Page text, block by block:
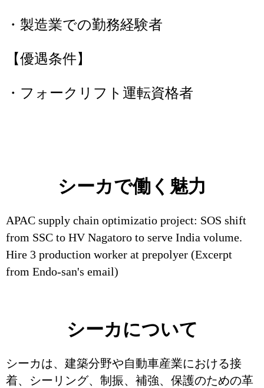
・製造業での勤務経験者
【優遇条件】
・フォークリフト運転資格者
シーカで働く魅力
APAC supply chain optimizatio project: SOS shift
from SSC to HV Nagatoro to serve India volume.
Hire 3 production worker at prepolyer (Excerpt
from Endo-san's email)
シーカについて
シーカは、建築分野や自動車産業における接
着、シーリング、制振、補強、保護のための革